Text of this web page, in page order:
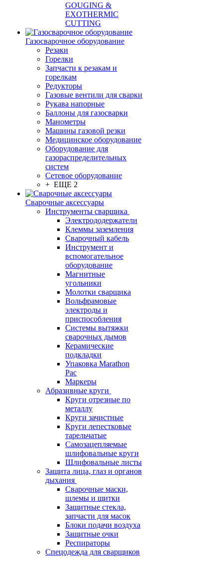
GOUGING &
EXOTHERMIC
CUTTING
Газосварочное оборудование
Резаки
Горелки
Запчасти к резакам и
горелкам
Редукторы
Газовые вентили для сварки
Рукава напорные
Баллоны для газосварки
Манометры
Машины газовой резки
Медицинское оборудование
Оборудование для
газораспределительных
систем
Сетевое оборудование
+ ЕЩЕ 2
Сварочные аксессуары
Инструменты сварщика
Электрододержатели
Клеммы заземления
Сварочный кабель
Инструмент и
вспомогательное
оборудование
Магнитные
угольники
Молотки сварщика
Вольфрамовые
электроды и
приспособления
Системы вытяжки
сварочных дымов
Керамические
подкладки
Упаковка Marathon
Pac
Маркеры
Абразивные круги
Круги отрезные по
металлу
Круги зачистные
Круги лепестковые
тарельчатые
Самозацепляемые
шлифовальные круги
Шлифовальные листы
Защита лица, глаз и органов
дыхания
Сварочные маски,
шлемы и щитки
Защитные стекла,
запчасти для масок
Блоки подачи воздуха
Защитные очки
Респираторы
Спецодежда для сварщиков